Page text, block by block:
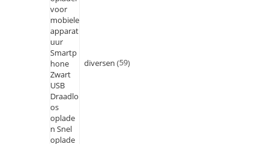
diversen 59